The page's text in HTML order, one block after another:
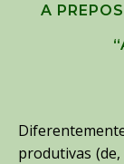
A
Diferentemente de outras preposições mais
produtivas